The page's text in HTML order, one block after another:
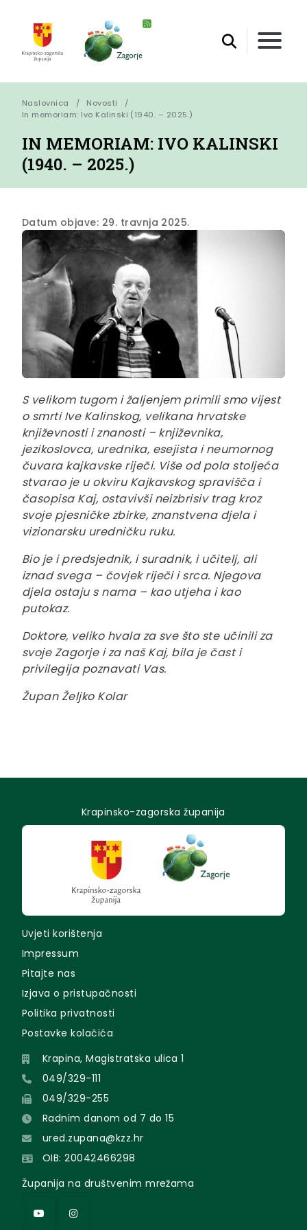
Naslovnica
Novosti
In memoriam: Ivo Kalinski (1940. – 2025.)
IN MEMORIAM: IVO KALINSKI
(1940. – 2025.)
Datum objave: 29. travnja 2025.
S velikom tugom i žaljenjem primili smo vijest
o smrti Ive Kalinskog, velikana hrvatske
književnosti i znanosti – književnika,
jezikoslovca, urednika, esejista i neumornog
čuvara kajkavske riječi. Više od pola stoljeća
stvarao je u okviru Kajkavskog spravišča i
časopisa Kaj, ostavivši neizbrisiv trag kroz
svoje pjesničke zbirke, znanstvena djela i
vizionarsku uredničku ruku.
Bio je i predsjednik, i suradnik, i učitelj, ali
iznad svega – čovjek riječi i srca. Njegova
djela ostaju s nama – kao utjeha i kao
putokaz.
Doktore, veliko hvala za sve što ste učinili za
svoje Zagorje i za naš Kaj, bila je čast i
privilegija poznavati Vas.
Župan Željko Kolar
Krapinsko-zagorska županija
Uvjeti korištenja
Impressum
Pitajte nas
Izjava o pristupačnosti
Politika privatnosti
Postavke kolačića
Krapina, Magistratska ulica 1
049/329-111
049/329-255
Radnim danom od 7 do 15
ured.zupana@kzz.hr
OIB: 20042466298
Županija na društvenim mrežama